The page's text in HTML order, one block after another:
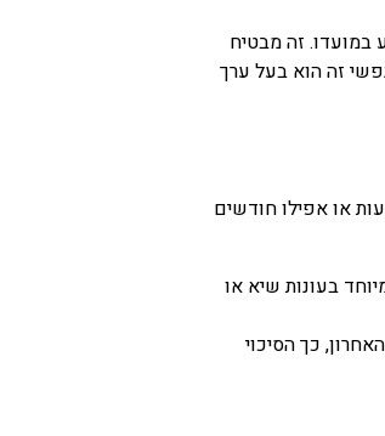
במועדו. זה מבטיח
זה הוא בעל ערך
או אפילו חודשים
בעונות שיא או
כך הסיכוי